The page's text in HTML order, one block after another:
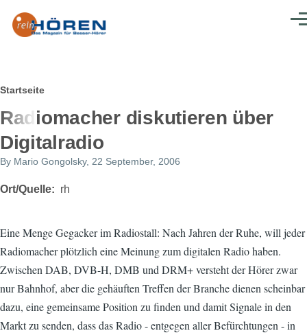
Pfadnavigation
Startseite
Radiomacher diskutieren über
Digitalradio
By Mario Gongolsky, 22 September, 2006
Ort/Quelle rh
Eine Menge Gegacker im Radiostall: Nach Jahren der Ruhe, will jeder
Radiomacher plötzlich eine Meinung zum digitalen Radio haben.
Zwischen DAB, DVB-H, DMB und DRM+ versteht der Hörer zwar
nur Bahnhof, aber die gehäuften Treffen der Branche dienen scheinbar
dazu, eine gemeinsame Position zu finden und damit Signale in den
Markt zu senden, dass das Radio - entgegen aller Befürchtungen - in